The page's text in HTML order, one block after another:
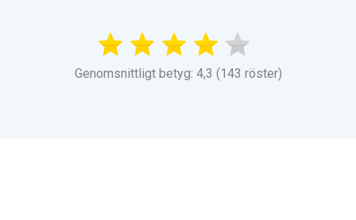
Genomsnittligt betyg: 4,3 (143 röster)